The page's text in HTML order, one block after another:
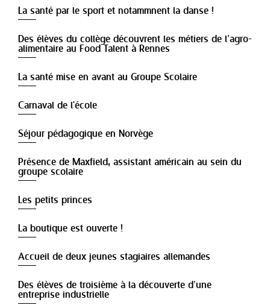
La santé par le sport et notammnent la danse !
Des élèves du collège découvrent les métiers de l’agro-
alimentaire au Food Talent à Rennes
La santé mise en avant au Groupe Scolaire
Carnaval de l'école
Séjour pédagogique en Norvège
Présence de Maxfield, assistant américain au sein du
groupe scolaire
Les petits princes
La boutique est ouverte !
Accueil de deux jeunes stagiaires allemandes
Des élèves de troisième à la découverte d’une
entreprise industrielle